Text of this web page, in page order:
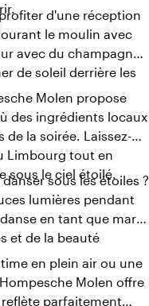
d'une réception
le moulin avec
avec du champagne
de soleil derrière les
Molen propose
des ingrédients locaux
de la soirée. Laissez-
Limbourg tout en
sous le ciel étoilé.
sous les étoiles ?
lumières pendant
en tant que mari
et de la beauté
en plein air ou une
Molen offre
parfaitement